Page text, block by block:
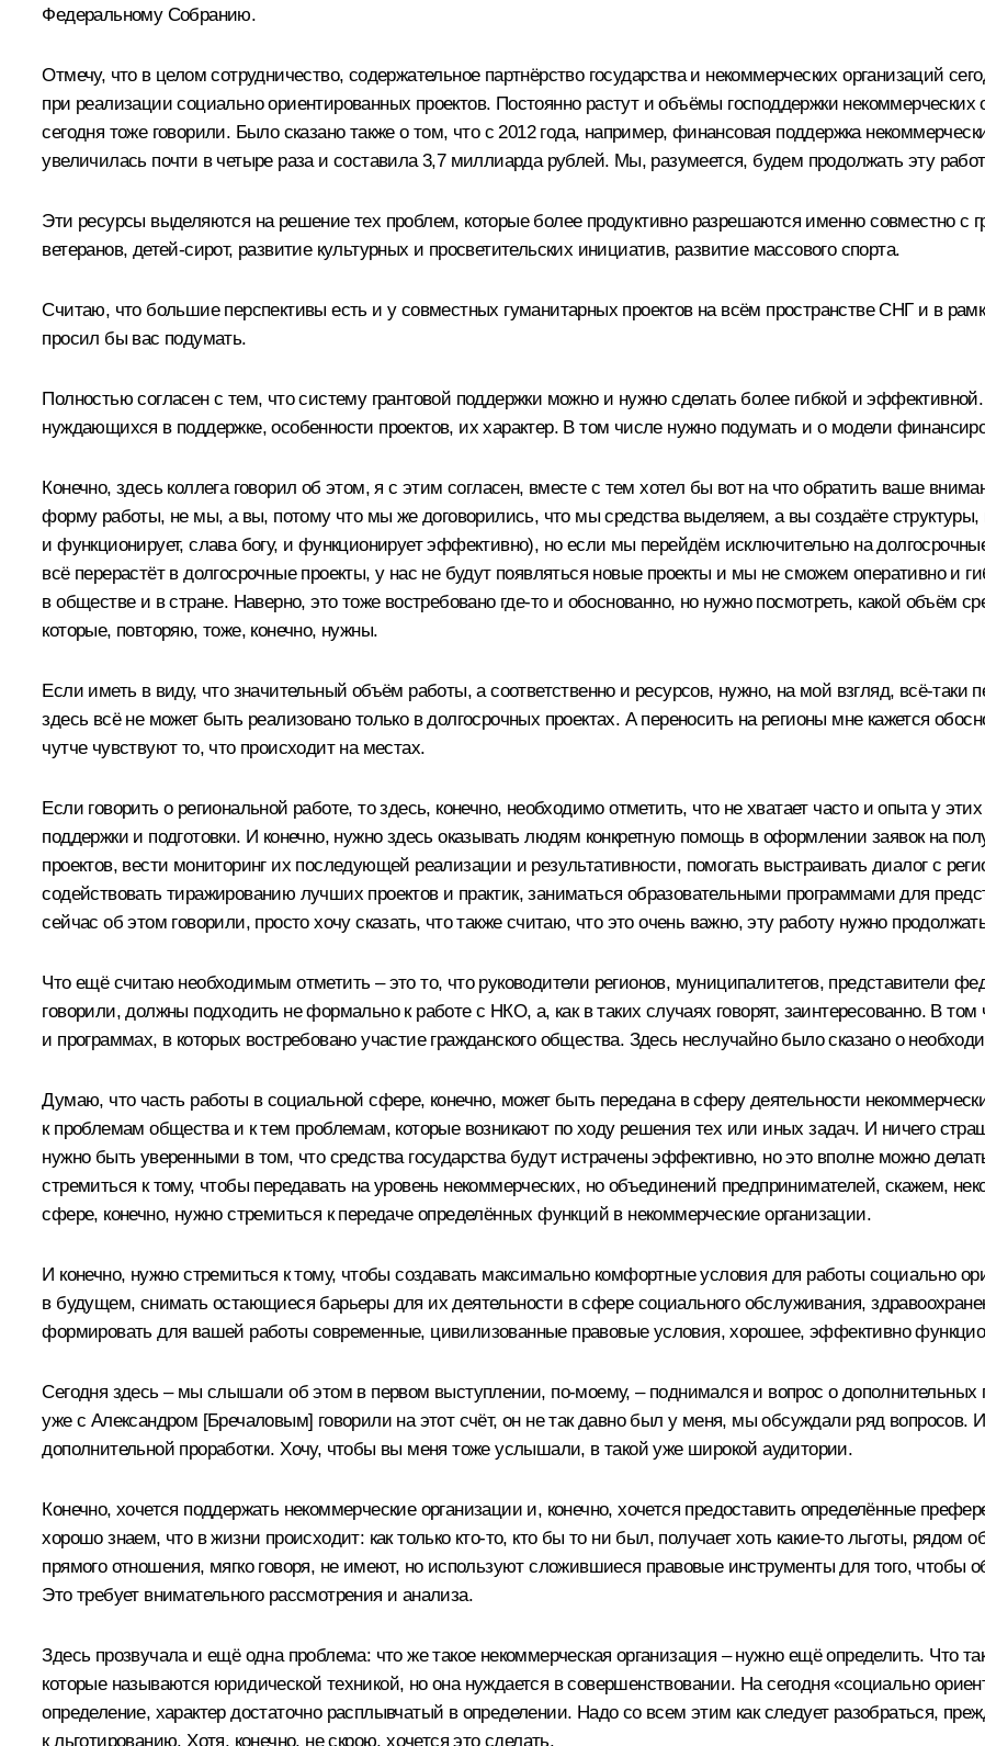
Федеральному Собранию.
Отмечу, что в целом сотрудничество, содержательное партнёрство государства и некоммерческих организаций
при реализации социально ориентированных проектов. Постоянно растут и объёмы господдержки некоммерческих
сегодня тоже говорили. Было сказано также о том, что с 2012 года, например, финансовая поддержка
увеличилась почти в четыре раза и составила 3,7 миллиарда рублей. Мы, разумеется, будем продолжать эту
Эти ресурсы выделяются на решение тех проблем, которые более продуктивно разрешаются именно совместно с
ветеранов, детей-сирот, развитие культурных и просветительских инициатив, развитие массового спорта.
Считаю, что большие перспективы есть и у совместных гуманитарных проектов на всём пространствеСНГи в
просил бы вас подумать.
Полностью согласен с тем, что систему грантовой поддержки можно и нужно сделать более гибкой и
нуждающихся в поддержке, особенности проектов, их характер. В том числе нужно подумать и о модели
Конечно, здесь коллега говорил об этом, я с этим согласен, вместе с тем хотел бы вот на что обратить ваше
форму работы, не мы, а вы, потому что мы же договорились, что мы средства выделяем, а вы создаёте структуры,
и функционирует, слава богу, и функционирует эффективно), но если мы перейдём исключительно на
всё перерастёт в долгосрочные проекты, у нас не будут появляться новые проекты и мы не сможем оперативно и
в обществе и в стране. Наверно, это тоже востребовано где‑то и обоснованно, но нужно посмотреть, какой объём
которые, повторяю, тоже, конечно, нужны.
Если иметь в виду, что значительный объём работы, а соответственно и ресурсов, нужно, на мой взгляд, всё‑таки
здесь всё не может быть реализовано только в долгосрочных проектах. А переносить на регионы мне кажется
чутче чувствуют то, что происходит на местах.
Если говорить о региональной работе, то здесь, конечно, необходимо отметить, что не хватает часто и опыта у
поддержки и подготовки. И конечно, нужно здесь оказывать людям конкретную помощь в оформлении заявок на
проектов, вести мониторинг их последующей реализации и результативности, помогать выстраивать диалог с
содействовать тиражированию лучших проектов и практик, заниматься образовательными программами для
сейчас об этом говорили, просто хочу сказать, что также считаю, что это очень важно, эту работу нужно
Что ещё считаю необходимым отметить – это то, что руководители регионов, муниципалитетов, представители
говорили, должны подходить не формально к работе с НКО, а, как в таких случаях говорят, заинтересованно. В
и программах, в которых востребовано участие гражданского общества. Здесь неслучайно было сказано о
Думаю, что часть работы в социальной сфере, конечно, может быть передана в сферу деятельности
к проблемам общества и к тем проблемам, которые возникают по ходу решения тех или иных задач. И ничего
нужно быть уверенными в том, что средства государства будут истрачены эффективно, но это вполне можно
стремиться к тому, чтобы передавать на уровень некоммерческих, но объединений предпринимателей, скажем,
сфере, конечно, нужно стремиться к передаче определённых функций в некоммерческие организации.
И конечно, нужно стремиться к тому, чтобы создавать максимально комфортные условия для работы социально
в будущем, снимать остающиеся барьеры для их деятельности в сфере социального обслуживания,
формировать для вашей работы современные, цивилизованные правовые условия, хорошее, эффективно
Сегодня здесь – мы слышали об этом в первом выступлении, по‑моему, – поднимался и вопрос о
уже с Александром [Бречаловым] говорили на этот счёт, он не так давно был у меня, мы обсуждали ряд вопросов. И
дополнительной проработки. Хочу, чтобы вы меня тоже услышали, в такой уже широкой аудитории.
Конечно, хочется поддержать некоммерческие организации и, конечно, хочется предоставить определённые
хорошо знаем, что в жизни происходит: как только кто‑то, кто бы то ни был, получает хоть какие‑то льготы, рядом
прямого отношения, мягко говоря, не имеют, но используют сложившиеся правовые инструменты для того, чтобы
Это требует внимательного рассмотрения и анализа.
Здесь прозвучала и ещё одна проблема: что же такое некоммерческая организация – нужно ещё определить. Что
которые называются юридической техникой, но она нуждается в совершенствовании. На сегодня «социально
определение, характер достаточно расплывчатый в определении. Надо со всем этим как следует разобраться,
к льготированию. Хотя, конечно, не скрою, хочется это сделать.